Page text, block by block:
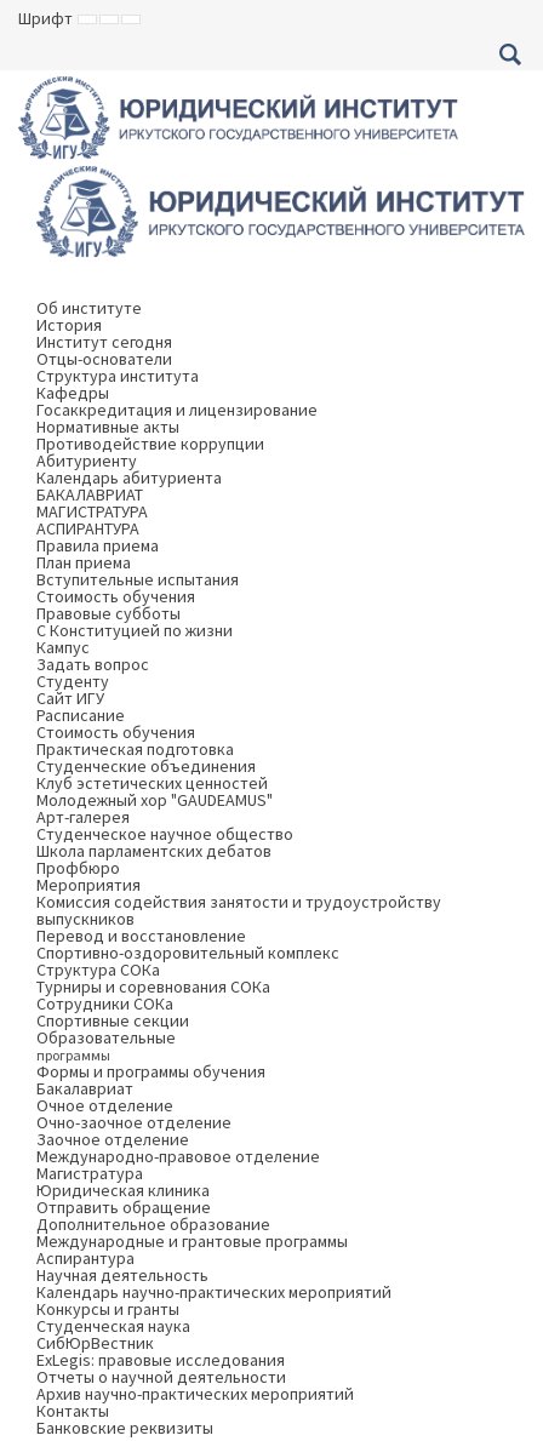
Шрифт ВКЛЮЧИТЬ
ВКЛЮЧИТЬ
ВКЛЮЧИТЬ
Об институте
История
Институт сегодня
Отцы-основатели
Структура института
Кафедры
Госаккредитация и лицензирование
Нормативные акты
Противодействие коррупции
Абитуриенту
Календарь абитуриента
БАКАЛАВРИАТ
МАГИСТРАТУРА
АСПИРАНТУРА
Правила приема
План приема
Вступительные испытания
Стоимость обучения
Правовые субботы
С Конституцией по жизни
Кампус
Задать вопрос
Студенту
Сайт ИГУ
Расписание
Стоимость обучения
Практическая подготовка
Студенческие объединения
Клуб эстетических ценностей
Молодежный хор "GAUDEAMUS"
Арт-галерея
Студенческое научное общество
Школа парламентских дебатов
Профбюро
Мероприятия
Комиссия содействия занятости и трудоустройству
выпускников
Перевод и восстановление
Спортивно-оздоровительный комплекс
Структура СОКа
Турниры и соревнования СОКа
Сотрудники СОКа
Спортивные секции
Образовательные
программы
Формы и программы обучения
Бакалавриат
Очное отделение
Очно-заочное отделение
Заочное отделение
Международно-правовое отделение
Магистратура
Юридическая клиника
Отправить обращение
Дополнительное образование
Международные и грантовые программы
Аспирантура
Научная деятельность
Календарь научно-практических мероприятий
Конкурсы и гранты
Студенческая наука
СибЮрВестник
ExLegis: правовые исследования
Отчеты о научной деятельности
Архив научно-практических мероприятий
Контакты
Банковские реквизиты